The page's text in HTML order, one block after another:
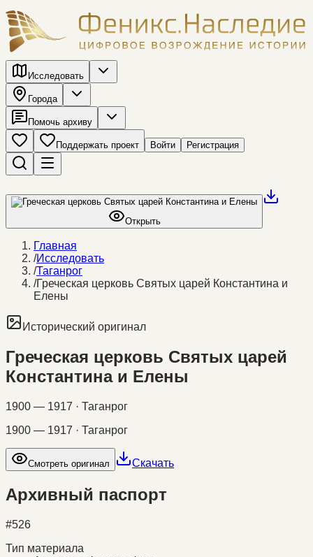
Исследовать
Города
Помочь архиву
Поддержать проект Войти Регистрация
Открыть
Главная
/Исследовать
/Таганрог
/Греческая церковь Святых царей Константина и
Елены
Исторический оригинал
Греческая церковь Святых царей
Константина и Елены
1900 — 1917 · Таганрог
1900 — 1917 · Таганрог
Смотреть оригинал Скачать
Архивный паспорт
#526
Тип материала